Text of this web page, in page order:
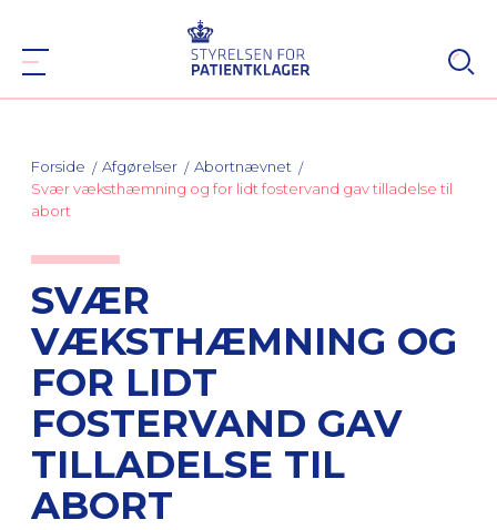
Forside Afgørelser
Abortnævnet
Svær væksthæmning og for lidt fostervand gav tilladelse til
abort
SVÆR
VÆKSTHÆMNING OG
FOR LIDT
FOSTERVAND GAV
TILLADELSE TIL
ABORT